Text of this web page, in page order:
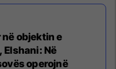
objektin e
Elshani: Në
operojnë